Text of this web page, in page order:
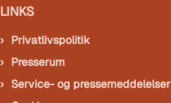
LINKS
Privatlivspolitik
Presserum
Service- og pressemeddelelser